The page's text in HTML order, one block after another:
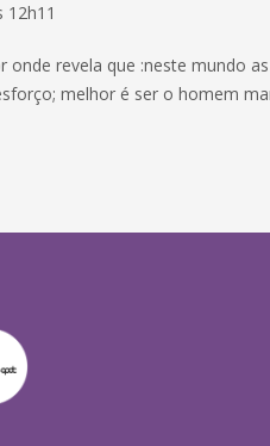
12h11
revela que :neste mundo
melhor é ser o homem